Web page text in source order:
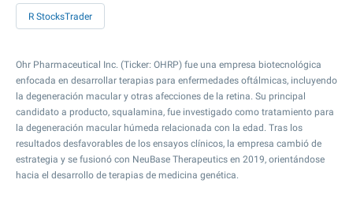
R StocksTrader
Ohr Pharmaceutical Inc. (Ticker: OHRP) fue una empresa biotecnológica
enfocada en desarrollar terapias para enfermedades oftálmicas, incluyendo
la degeneración macular y otras afecciones de la retina. Su principal
candidato a producto, squalamina, fue investigado como tratamiento para
la degeneración macular húmeda relacionada con la edad. Tras los
resultados desfavorables de los ensayos clínicos, la empresa cambió de
estrategia y se fusionó con NeuBase Therapeutics en 2019, orientándose
hacia el desarrollo de terapias de medicina genética.